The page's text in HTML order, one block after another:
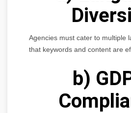
Agencies must cater to multiple
that keywords and content are
b)